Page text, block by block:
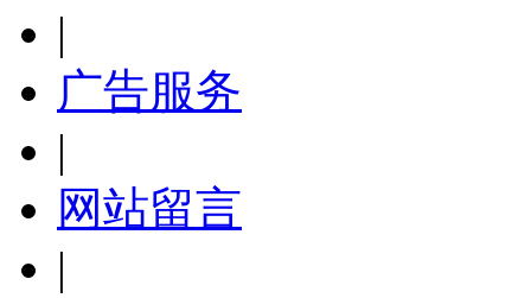
|
广告服务
|
网站留言
|